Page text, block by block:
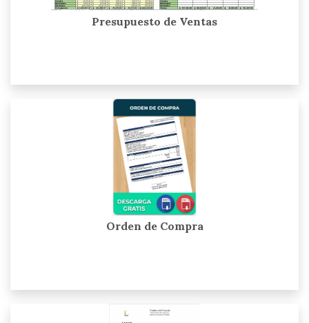
Presupuesto de Ventas
Orden de Compra